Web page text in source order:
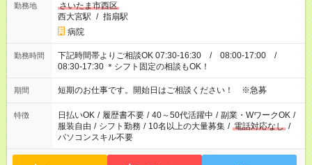
勤務地
さいたま市西区
西大宮駅 / 指扇駅
病院
勤務時間
下記時間帯よりご相談OK 07:30-16:30 / 08:00-17:00 /
08:30-17:30 ＊シフト固定の相談もOK！
期間 短期のお仕事です。開始日はご相談ください！ ※急募
特徴 日払いOK / 履歴書不要 / 40～50代活躍中 / 副業・WワークOK /
服装自由 / シフト勤務 / 10名以上の大量募集 / 電話対応なし /
パソコンスキル不要